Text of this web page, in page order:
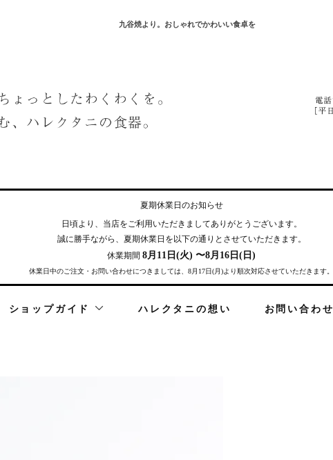
九谷焼より。おしゃれでかわいい食卓を
夏期休業日のお知らせ
日頃より、当店をご利用いただきましてありがとうございます。
誠に勝手ながら、夏期休業日を 以下の通りとさせていただきます。
休業期間8月11日(火) 〜8月16日(日)
休業日中のご注文・お問い合わせにつきましては、8月17日(月)より順次対応させていただきます。
ショップガイド ハレクタニの想い お問い合わせ